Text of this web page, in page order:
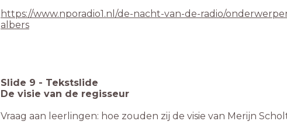
https://www.nporadio1.nl/de-nacht-van-de-radio/
albers
Slide 9 - Tekstslide
De visie van de regisseur
Vraag aan leerlingen: hoe zouden zij de visie van Merijn